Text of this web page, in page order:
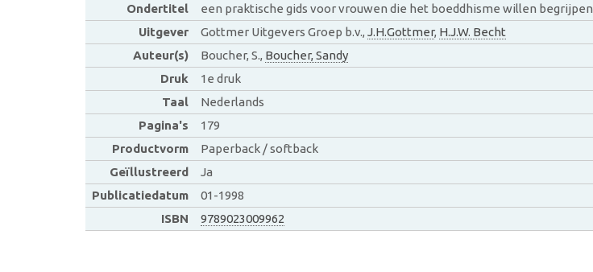
Ondertitel
een praktische gids voor vrouwen die het boeddhisme willen begrijpen
Uitgever
Gottmer Uitgevers Groep b.v., J.H.Gottmer, H.J.W. Becht
Auteur(s)
Boucher, S., Boucher, Sandy
Druk
1e druk
Taal
Nederlands
Pagina's
179
Productvorm
Paperback / softback
Geïllustreerd
Ja
Publicatiedatum
01-1998
ISBN
9789023009962